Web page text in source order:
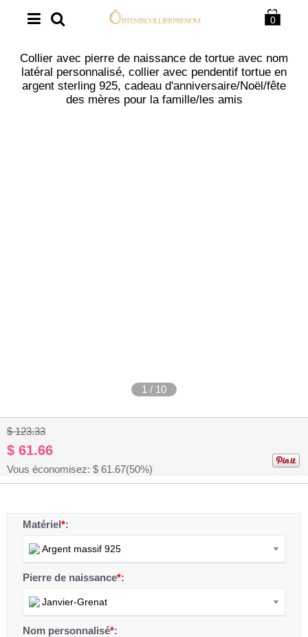
0
Collier avec pierre de naissance de tortue avec nom
latéral personnalisé, collier avec pendentif tortue en
argent sterling 925, cadeau d'anniversaire/Noël/fête
des mères pour la famille/les amis
1 / 10
$ 123.33
$ 61.66
Vous économisez: $ 61.67(50%)
Matériel*:
Argent massif 925
Pierre de naissance*:
Janvier-Grenat
Nom personnalisé*: